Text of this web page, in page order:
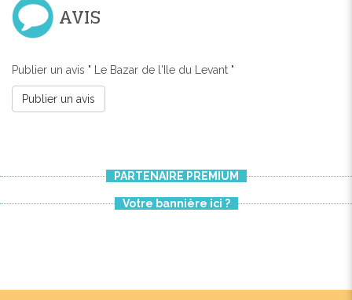
AVIS
Publier un avis " Le Bazar de l'Ile du Levant "
Publier un avis
PARTENAIRE PREMIUM
Votre bannière ici ?